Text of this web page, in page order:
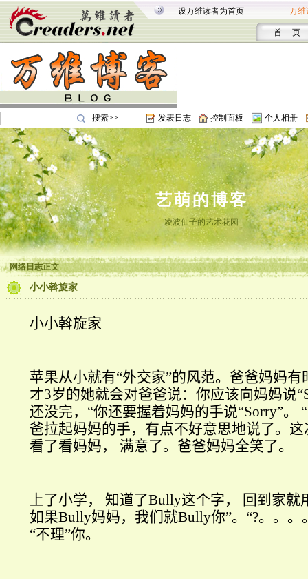
设万维读者为首页 万维
首 页
搜索>> 发表日志 控制面板 个人相册
艺萌的博客
凌波仙子的艺术花园
网络日志正文
小小斡旋家
小小斡旋家
苹果从小就有“外交家”的风范。爸爸妈妈有
才3岁的她就会对爸爸说：你应该向妈妈说“
还没完，“你还要握着妈妈的手说“Sorry”。
爸拉起妈妈的手，有点不好意思地说了。
看了看妈妈，
满意了。爸爸妈妈全笑了。
上了小学， 知道了Bully这个字，
回到家就
如果Bully妈妈，我们就Bully你”。“?。。。
“不理”你。